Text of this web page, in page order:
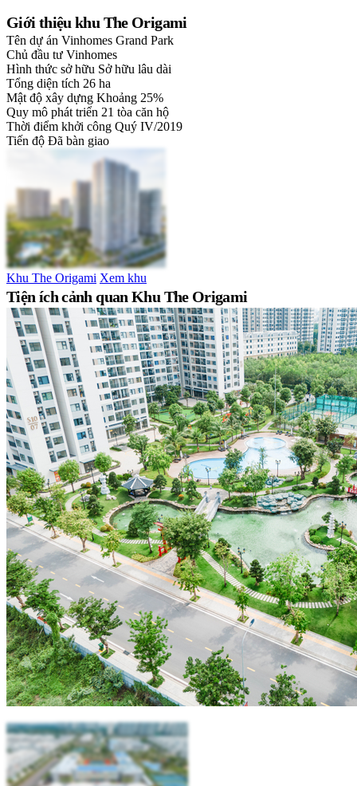
Giới thiệu khu The Origami
Tên dự án Vinhomes Grand Park
Chủ đầu tư Vinhomes
Hình thức sở hữu Sở hữu lâu dài
Tổng diện tích 26 ha
Mật độ xây dựng Khoảng 25%
Quy mô phát triển 21 tòa căn hộ
Thời điểm khởi công Quý IV/2019
Tiến độ Đã bàn giao
Khu The Origami Xem khu
Tiện ích cảnh quan Khu The Origami